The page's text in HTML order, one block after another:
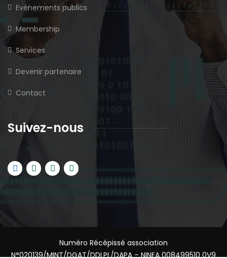
Evénements publics
Membership
Services
Devenir partenaire
Contact
Suivez-nous
Numéro Récépissé association
N°020139/MINT/DGAT/DDLPL/DAPA – NINEA 008499510 0V9